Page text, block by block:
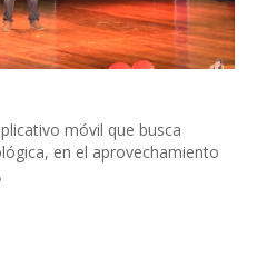
móvil que busca
en el aprovechamiento